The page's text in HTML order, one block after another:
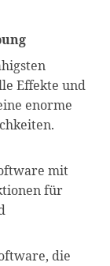
Effekte und
enorme
mit
für
die